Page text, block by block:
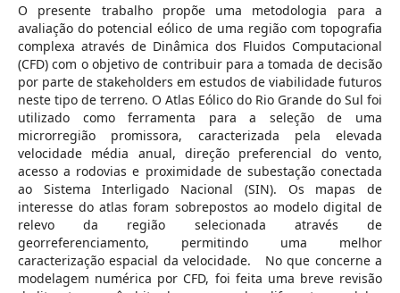
O presente trabalho propõe uma metodologia para a
avaliação do potencial eólico de uma região com topografia
complexa através de Dinâmica dos Fluidos Computacional
(CFD) com o objetivo de contribuir para a tomada de decisão
por parte de stakeholders em estudos de viabilidade futuros
neste tipo de terreno. O Atlas Eólico do Rio Grande do Sul foi
utilizado como ferramenta para a seleção de uma
microrregião promissora, caracterizada pela elevada
velocidade média anual, direção preferencial do vento,
acesso a rodovias e proximidade de subestação conectada
ao Sistema Interligado Nacional (SIN). Os mapas de
interesse do atlas foram sobrepostos ao modelo digital de
relevo da região selecionada através de
georreferenciamento, permitindo uma melhor
caracterização espacial da velocidade. No que concerne a
modelagem numérica por CFD, foi feita uma breve revisão